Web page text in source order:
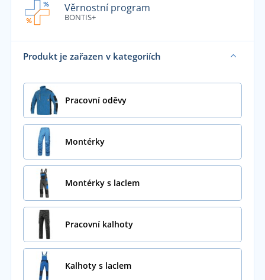
Věrnostní program
BONTIS+
Produkt je zařazen v kategoriích
Pracovní oděvy
Montérky
Montérky s laclem
Pracovní kalhoty
Kalhoty s laclem